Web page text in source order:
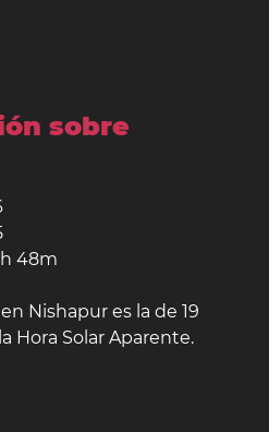
sobre
48m
Nishapur es la de 19
Hora Solar Aparente.